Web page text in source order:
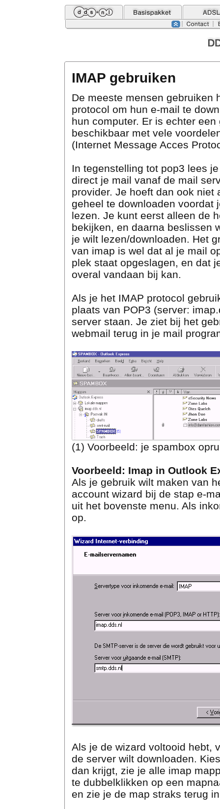
IMAP gebruiken
De meeste mensen gebruiken
protocol om hun e-mail te
hun computer. Er is echter
beschikbaar met vele
(Internet Message Acces
In tegenstelling tot pop3 lees
direct je mail vanaf de mail
provider. Je hoeft dan ook niet
geheel te downloaden voordat
lezen. Je kunt eerst alleen de
bekijken, en daarna beslissen
je wilt lezen/downloaden. Het
van imap is wel dat al je mail
plek staat opgeslagen, en dat
overal vandaan bij kan.
Als je het IMAP protocol
plaats van POP3 (server:
server staan. Je ziet bij het
webmail terug in je mail
(1) Voorbeeld: je spambox
Voorbeeld: Imap in Outlook
Als je gebruik wilt maken van
account wizard bij de stap e-
uit het bovenste menu. Als
op.
Als je de wizard voltooid hebt,
de server wilt downloaden.
dan krijgt, zie je alle imap
te dubbelklikken op een
en zie je de map straks terug